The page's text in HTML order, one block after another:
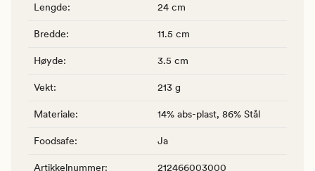
Lengde: 24 cm
Bredde: 11.5 cm
Høyde: 3.5 cm
Vekt: 213 g
Materiale: 14% abs-plast, 86% Stål
Foodsafe: Ja
Artikkelnummer: 212466003000